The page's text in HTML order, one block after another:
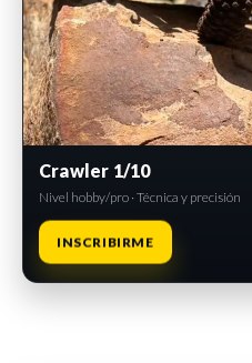
Crawler 1/10
Nivel hobby/pro · Técnica y precisión
INSCRIBIRME